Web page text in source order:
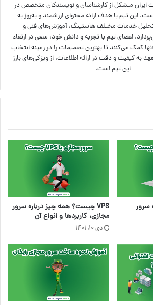
ایران متشکل از کارشناسان و نویسندگان متخصص در
این تیم با هدف ارائه محتوای ارزشمند و به‌روز به
و تحلیل خدمات مختلف هاستینگ، آموزش‌های فنی و
اعضای تیم با تجربه و دانش خود، سعی در ارتقاء
آنها کمک می‌کنند تا بهترین تصمیمات را در زمینه انتخاب
به کیفیت و دقت در ارائه اطلاعات، از ویژگی‌های بارز
این تیم است.
سرور
VPS چیست؟ همه چیز درباره سرور
مجازی، کاربردها و انواع آن
دی ۱۰, ۱۴۰۱